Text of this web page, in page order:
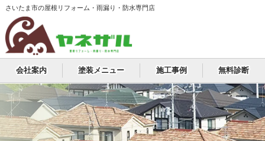
さいたま市の屋根リフォーム・雨漏り・防水専門店
会社案内 塗装メニュー 施工事例 無料診断